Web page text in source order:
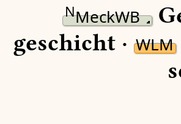
NMeckWB
geschicht · WLM